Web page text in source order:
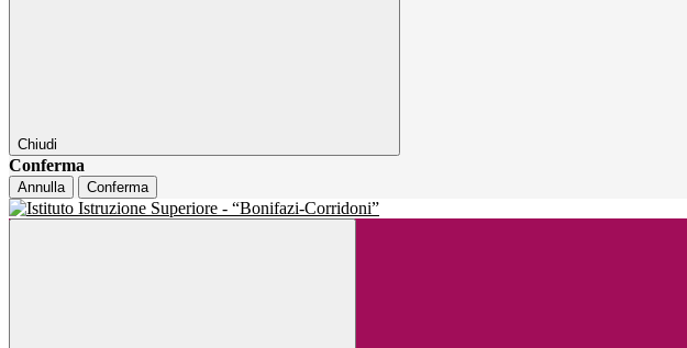
Chiudi
Conferma
Annulla Conferma